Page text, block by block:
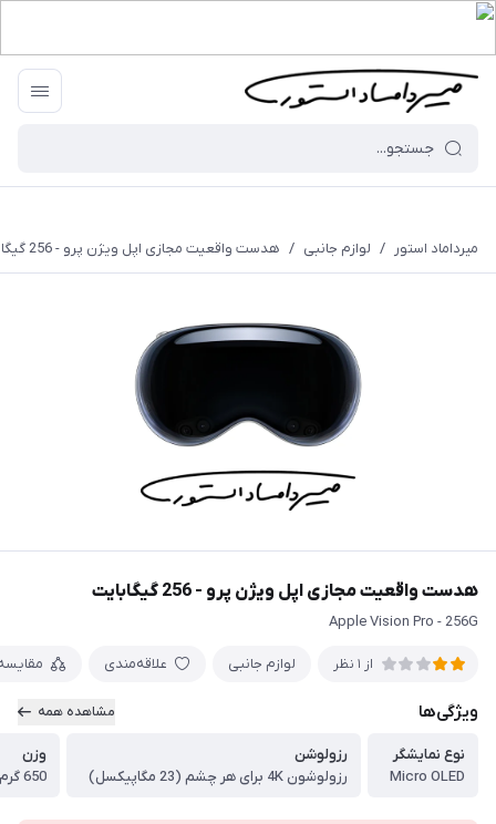
میرداماد استور / لوازم جانبی / هدست واقعیت مجازی اپل ویژن پرو - 256 گیگابایت
هدست واقعیت مجازی اپل ویژن پرو - 256 گیگابایت
Apple Vision Pro - 256G
از 1 نظر لوازم جانبی علاقه‌مندی
ویژگی‌ها مشاهده همه
نوع نمایشگر
Micro OLED
رزولوشن
رزولوشون 4K برای هر چشم (23 مگاپیکسل)
وزن
650 گرم